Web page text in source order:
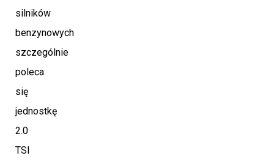
silników
benzynowych
szczególnie
poleca
się
jednostkę
2.0
TSI